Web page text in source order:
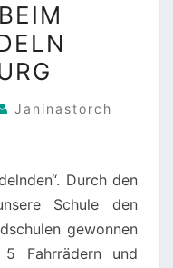
Janinastorch
Durch den
Schule den
gewonnen
Fahrrädern und